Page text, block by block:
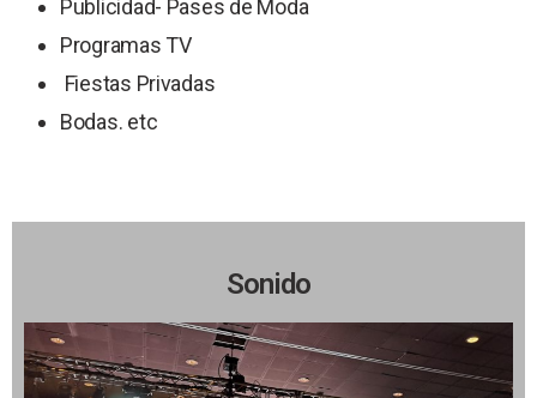
Publicidad- Pases de Moda
Programas TV
Fiestas Privadas
Bodas. etc
Sonido